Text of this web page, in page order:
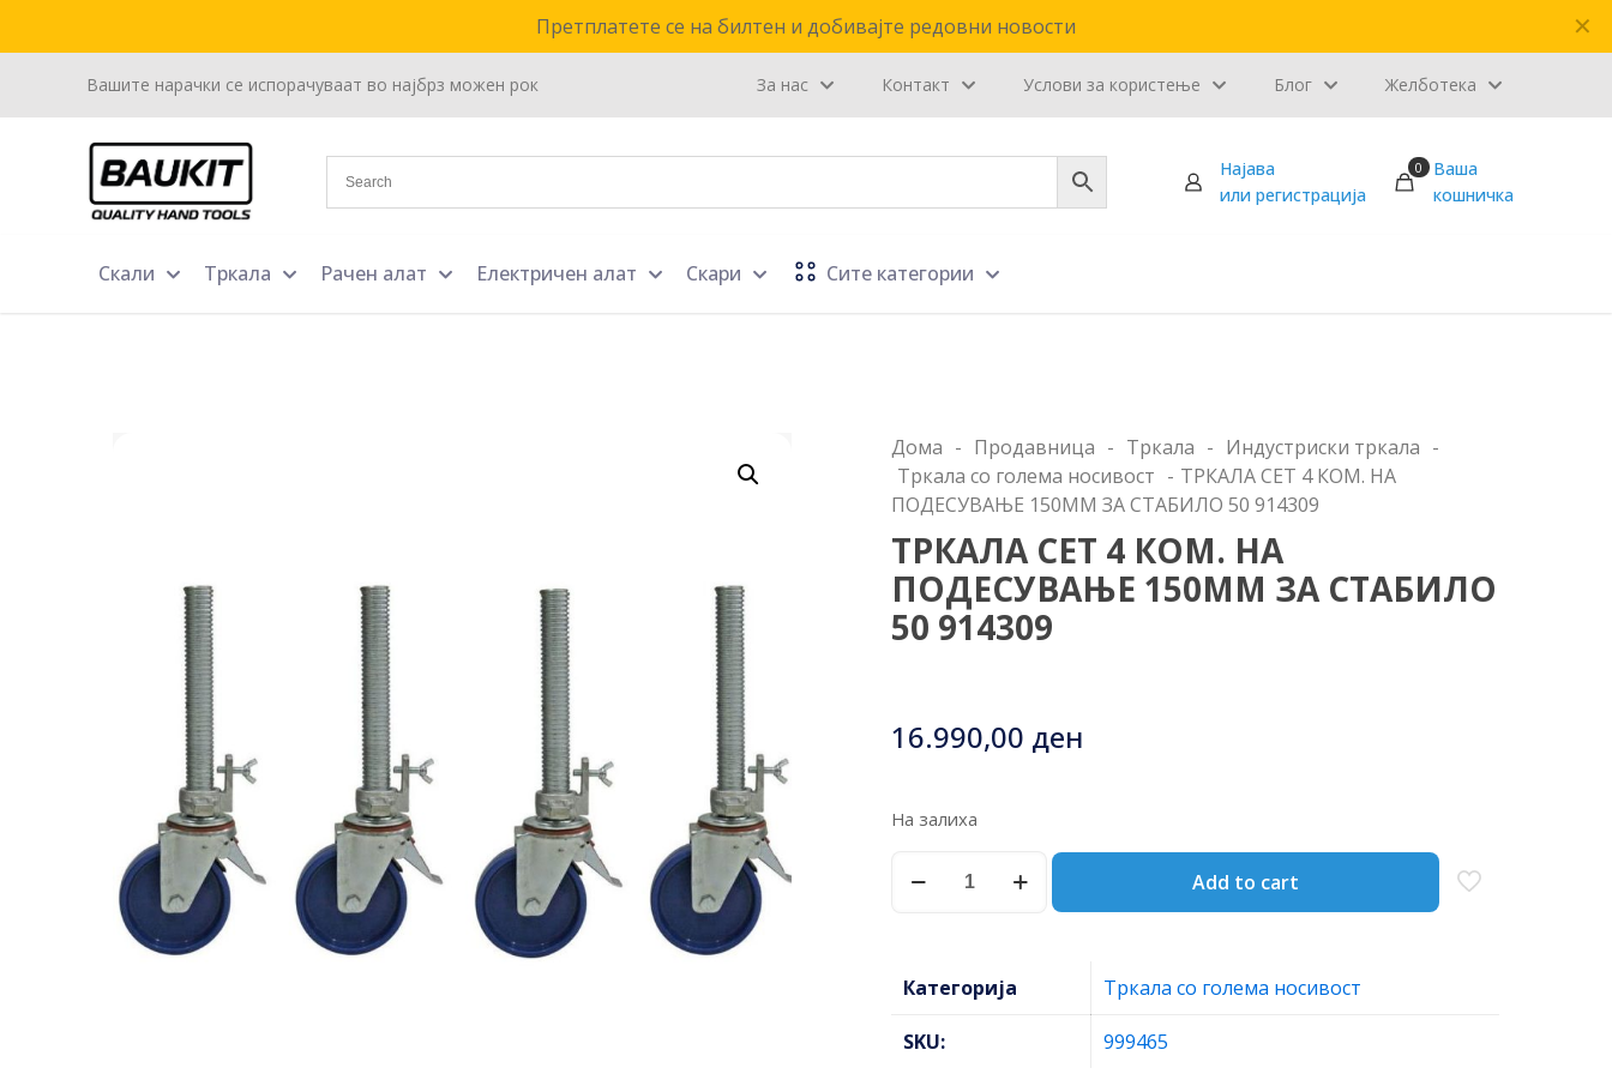
Претплатете се на билтен и добивајте редовни новости ✕
Вашите нарачки се испорачуваат во најбрз можен рок За нас Контакт Услови за користење Блог Желботека
Најава
или регистрација
0
Ваша
кошничка
Скали Тркала Рачен алат Електричен алат Скари Сите категории
Дома - Продавница - Тркала - Индустриски тркала -
Тркала со голема носивост - ТРКАЛА СЕТ 4 КОМ. НА
ПОДЕСУВАЊЕ 150ММ ЗА СТАБИЛО 50 914309
ТРКАЛА СЕТ 4 КОМ. НА
ПОДЕСУВАЊЕ 150ММ ЗА СТАБИЛО
50 914309
16.990,00 ден
На залиха
НА
ПОДЕСУВАЊЕ
150ММ
Add to cart
Категорија Тркала со голема носивост
SKU: 999465